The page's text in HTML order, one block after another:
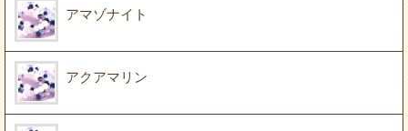
アマゾナイト
アクアマリン